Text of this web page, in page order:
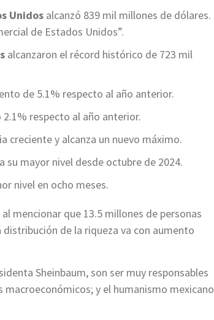
Unidos alcanzó 839 mil millones de dólares.
de Estados Unidos”.
alcanzaron el récord histórico de 723 mil
de 5.1% respecto al año anterior.
respecto al año anterior.
creciente y alcanza un nuevo máximo.
su mayor nivel desde octubre de 2024.
nivel en ocho meses.
mencionar que 13.5 millones de personas
de la riqueza va con aumento
Sheinbaum, son ser muy responsables
y el humanismo mexicano